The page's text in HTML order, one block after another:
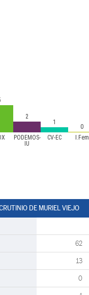
PODEMOS-
IU
CV-EC I.Fem
2
1
0
DE MURIEL VIEJO
62
13
0